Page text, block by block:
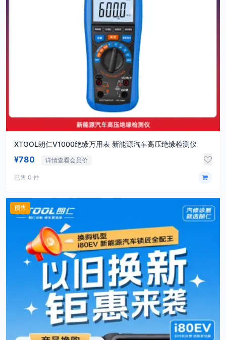
XTOOL朗仁V1000绝缘万用表 新能源汽车高压绝缘检测仪
¥780 详情查看会员价
已售 0 件
预售